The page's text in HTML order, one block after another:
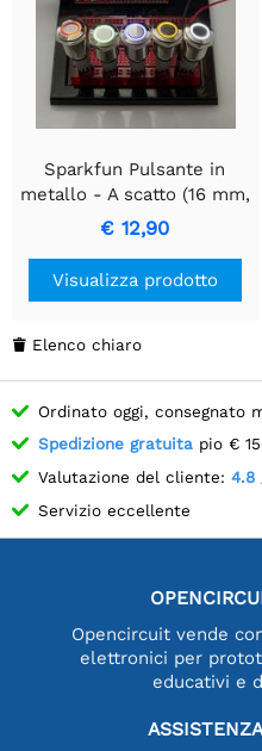
Sparkfun Pulsante in
metallo - A scatto (16 mm,
bianco)
€ 12,90
Visualizza prodotto
 Elenco chiaro
Ordinato oggi, consegnato
Spedizione gratuita pio €
Valutazione del cliente: 4.8
Servizio eccellente
Opencircuit vende
elettronici per
educativi e